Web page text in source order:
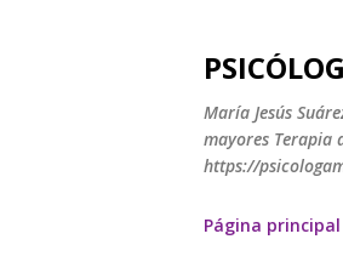
María Jesús
mayores Terapia
https://
Página principal